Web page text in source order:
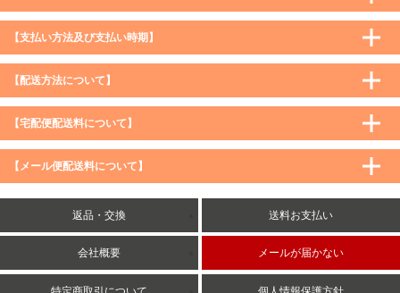
【支払い方法及び支払い時期】
【配送方法について】
【宅配便配送料について】
購入価格 ／ 地域 通常 沖縄・離島など一部地域
5,900円（税込）未満
590円（税込）
【メール便配送料について】
5,900円（税込）以上 送料無料
返品・交換 送料お支払い
会社概要 メールが届かない